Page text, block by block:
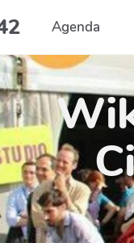
principalAgenda